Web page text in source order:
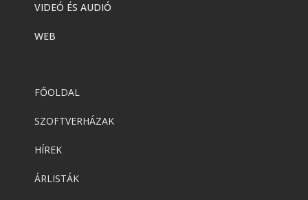
VIDEÓ ÉS AUDIÓ
WEB
FŐOLDAL
SZOFTVERHÁZAK
HÍREK
ÁRLISTÁK